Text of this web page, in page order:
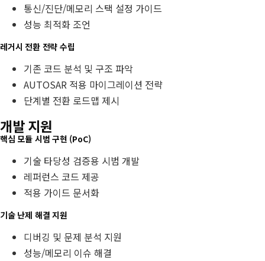
통신/진단/메모리 스택 설정 가이드
성능 최적화 조언
레거시 전환 전략 수립
기존 코드 분석 및 구조 파악
AUTOSAR 적용 마이그레이션 전략
단계별 전환 로드맵 제시
개발 지원
핵심 모듈 시범 구현 (PoC)
기술 타당성 검증용 시범 개발
레퍼런스 코드 제공
적용 가이드 문서화
기술 난제 해결 지원
디버깅 및 문제 분석 지원
성능/메모리 이슈 해결